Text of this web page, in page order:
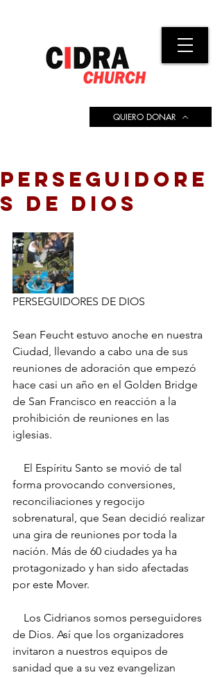
QUIERO DONAR
PERSEGUIDORE
S DE DIOS
PERSEGUIDORES DE DIOS
Sean Feucht estuvo anoche en nuestra
Ciudad, llevando a cabo una de sus
reuniones de adoración que empezó
hace casi un año en el Golden Bridge
de San Francisco en reacción a la
prohibición de reuniones en las
iglesias.
forma provocando conversiones,
reconciliaciones y regocijo
sobrenatural, que Sean decidió realizar
una gira de reuniones por toda la
nación. Más de 60 ciudades ya ha
protagonizado y han sido afectadas
por este Mover.
de Dios. Así que los organizadores
invitaron a nuestros equipos de
sanidad que a su vez evangelizan